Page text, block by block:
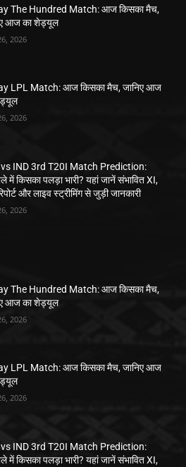
The Hundred Match: आज किसका मैच,
आज का शेड्यूल
2026
LPL Match: आज किसका मैच, जानिए आज
2026
IND 3rd T20I Match Prediction:
में किसका पलड़ा भारी? यहां जानें संभावित XI,
और लाइव स्ट्रीमिंग से जुड़ी जानकारी
2026
The Hundred Match: आज किसका मैच,
आज का शेड्यूल
2026
LPL Match: आज किसका मैच, जानिए आज
2026
IND 3rd T20I Match Prediction:
में किसका पलड़ा भारी? यहां जानें संभावित XI,